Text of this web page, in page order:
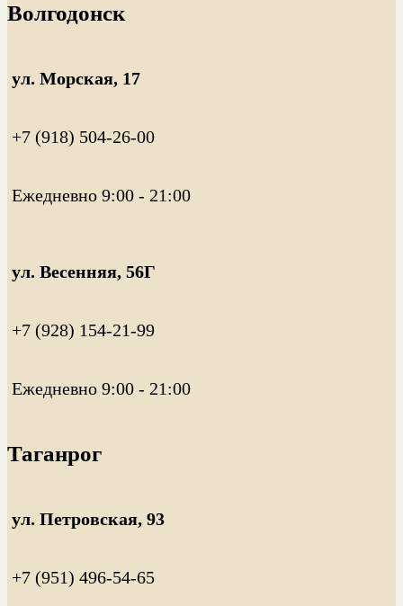
Волгодонск
ул. Морская, 17
+7 (918) 504-26-00
Ежедневно 9:00 - 21:00
ул. Весенняя, 56Г
+7 (928) 154-21-99
Ежедневно 9:00 - 21:00
Таганрог
ул. Петровская, 93
+7 (951) 496-54-65